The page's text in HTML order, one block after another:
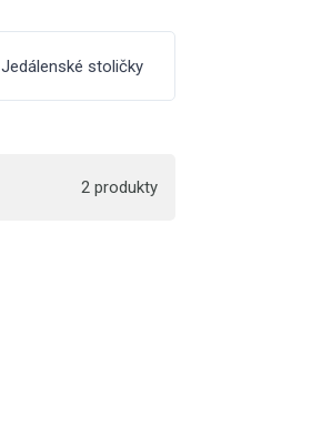
Jedálenské stoličky
2 produkty